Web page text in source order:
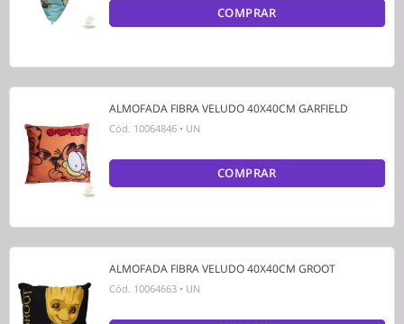
COMPRAR
ALMOFADA FIBRA VELUDO 40X40CM GARFIELD
Cód. 10064846 • UN
COMPRAR
ALMOFADA FIBRA VELUDO 40X40CM GROOT
Cód. 10064663 • UN